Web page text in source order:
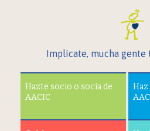
Implícate, mucha gente
Hazte socio o socia de
AACIC
Haz